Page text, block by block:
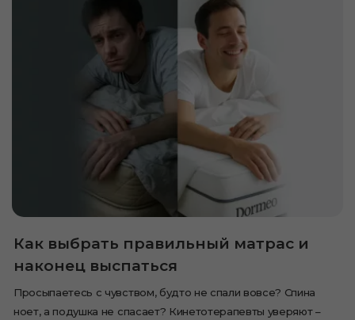
Как выбрать правильный матрас и
наконец выспаться
Просыпаетесь с чувством, будто не спали вовсе? Спина
ноет, а подушка не спасает? Кинетотерапевты уверяют –